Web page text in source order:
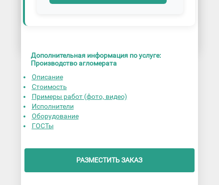
Дополнительная информация по услуге:
Производство агломерата
Описание
Стоимость
Примеры работ (фото, видео)
Исполнители
Оборудование
ГОСТы
РАЗМЕСТИТЬ ЗАКАЗ